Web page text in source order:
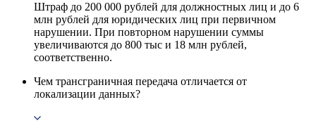
Штраф до 200 000 рублей для должностных лиц и до 6
млн рублей для юридических лиц при первичном
нарушении. При повторном нарушении суммы
увеличиваются до 800 тыс и 18 млн рублей,
соответственно.
Чем трансграничная передача отличается от
локализации данных?